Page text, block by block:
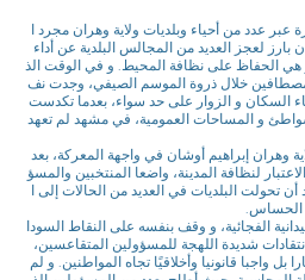
عبر عدد من أحياء وبلديات ولاية وهران مجرد ا
لعجز العديد من المجالس البلدية عن أداء
هي الحفاظ على نظافة المحيط. و في الوقت الذ
خلال ذروة الموسم الصيفي، وجدت نف
السكان و الزوار على حد سواء، بعدما تكدست
و المساحات العمومية، في مشهد لم تعهد
وهران إبراهيم أوشان في واجهة المعركة، بعد
لنظافة المدينة، واضعا المنتخبين والمسؤ
أن تحولت البلديات في العديد من الحالات إلى ا
الحساس.
الفجائية، و وقف بنفسه على النقاط السودا
شديدة اللهجة للمسؤولين المتقاعسين،
واجبا قانونيا وأخلاقيًا تجاه المواطنين. و لم